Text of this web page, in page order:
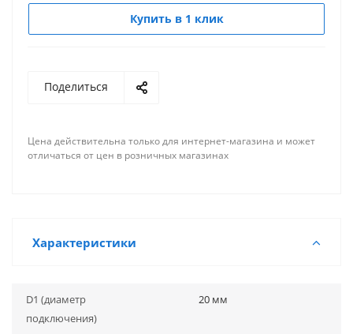
Купить в 1 клик
Поделиться
Цена действительна только для интернет-магазина и может
отличаться от цен в розничных магазинах
Характеристики
D1 (диаметр
подключения)
20 мм